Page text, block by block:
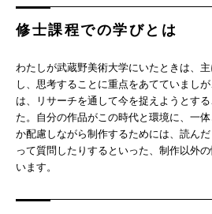
修士課程での学びとは
わたしが武蔵野美術大学にいたときは、
し、思考することに重点をあてていまし
は、リサーチを通して今を捉えようとす
た。自分の作品がこの時代と環境に、一
か配慮しながら制作するためには、読ん
って質問したりするといった、制作以外
います。